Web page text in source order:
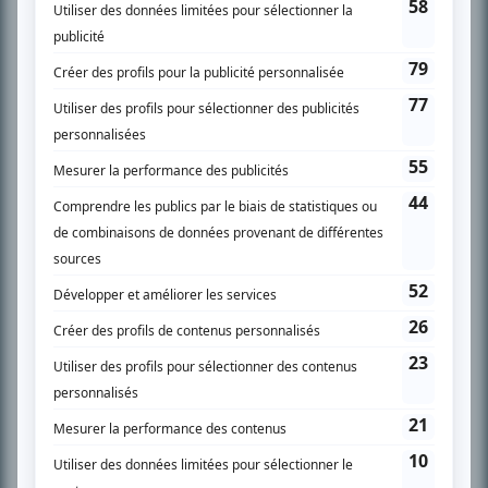
SUR LE RÉSEAU BIZZ MÉDIA
PLAN DU SITE
Accueil
Liste des oeuvres
Recherche avancée
À propos
Nous contacter
Termes et conditions
Politique de confidentialité
Gestion du consentement